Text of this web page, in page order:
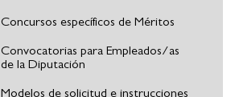
Concursos específicos de Méritos
Convocatorias para Empleados/as
de la Diputación
Modelos de solicitud e instrucciones